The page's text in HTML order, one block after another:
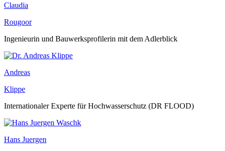
Claudia
Rougoor
Ingenieurin und Bauwerksprofilerin mit dem Adlerblick
Andreas
Klippe
Internationaler Experte für Hochwasserschutz (DR FLOOD)
Hans Juergen